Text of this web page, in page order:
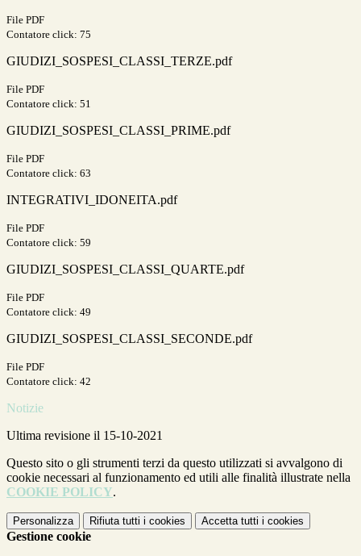
File PDF
Contatore click: 75
GIUDIZI_SOSPESI_CLASSI_TERZE.pdf
File PDF
Contatore click: 51
GIUDIZI_SOSPESI_CLASSI_PRIME.pdf
File PDF
Contatore click: 63
INTEGRATIVI_IDONEITA.pdf
File PDF
Contatore click: 59
GIUDIZI_SOSPESI_CLASSI_QUARTE.pdf
File PDF
Contatore click: 49
GIUDIZI_SOSPESI_CLASSI_SECONDE.pdf
File PDF
Contatore click: 42
Notizie
Ultima revisione il 15-10-2021
Questo sito o gli strumenti terzi da questo utilizzati si avvalgono di
cookie necessari al funzionamento ed utili alle finalità illustrate nella
COOKIE POLICY.
Personalizza Rifiuta tutti i cookies Accetta tutti i cookies
Gestione cookie